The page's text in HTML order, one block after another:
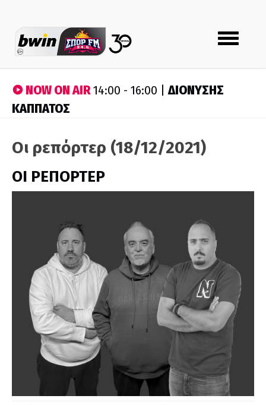
Toggle
navigation
NOW ON AIR14:00 - 16:00 |ΔΙΟΝΥΣΗΣ
ΚΑΠΠΑΤΟΣ
Οι ρεπόρτερ (18/12/2021)
ΟΙ ΡΕΠΟΡΤΕΡ